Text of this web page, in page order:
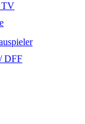
TV
DFF